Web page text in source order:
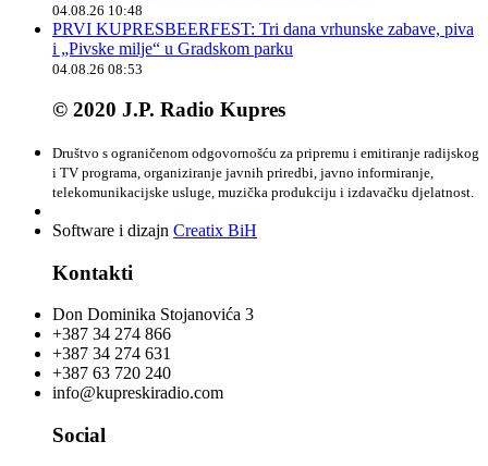
04.08.26 10:48
PRVI KUPRESBEERFEST: Tri dana vrhunske zabave, piva
i „Pivske milje“ u Gradskom parku
04.08.26 08:53
© 2020 J.P. Radio Kupres
Društvo s ograničenom odgovornošću za pripremu i emitiranje radijskog
i TV programa, organiziranje javnih priredbi, javno informiranje,
telekomunikacijske usluge, muzička produkciju i izdavačku djelatnost.
Software i dizajn Creatix BiH
Kontakti
Don Dominika Stojanovića 3
+387 34 274 866
+387 34 274 631
+387 63 720 240
info@kupreskiradio.com
Social